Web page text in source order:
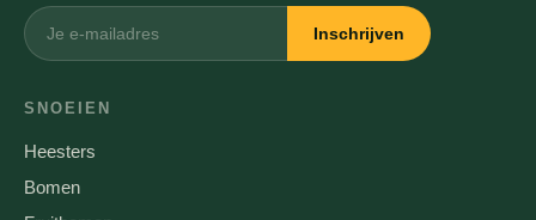
Inschrijven
SNOEIEN
Heesters
Bomen